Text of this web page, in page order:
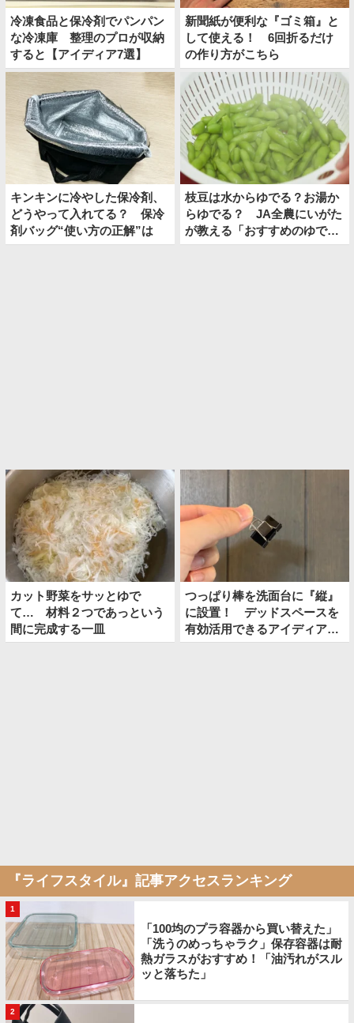
冷凍食品と保冷剤でパンパン
な冷凍庫 整理のプロが収納
すると【アイディア7選】
新聞紙が便利な『ゴミ箱』と
して使える！ 6回折るだけ
の作り方がこちら
キンキンに冷やした保冷剤、
どうやって入れてる？ 保冷
剤バッグ“使い方の正解”は
枝豆は水からゆでる？お湯か
らゆでる？ JA全農にいがた
が教える「おすすめのゆで
方」がこちら
カット野菜をサッとゆで
て… 材料２つであっという
間に完成する一皿
つっぱり棒を洗面台に『縦』
に設置！ デッドスペースを
有効活用できるアイディア
が、こちら
『ライフスタイル』記事アクセスランキング
1
「100均のプラ容器から買い替えた」
「洗うのめっちゃラク」保存容器は耐
熱ガラスがおすすめ！「油汚れがスル
ッと落ちた」
2